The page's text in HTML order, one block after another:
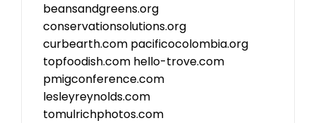
beansandgreens.org
conservationsolutions.org
curbearth.com pacificocolombia.org
topfoodish.com hello-trove.com
pmigconference.com
lesleyreynolds.com
tomulrichphotos.com